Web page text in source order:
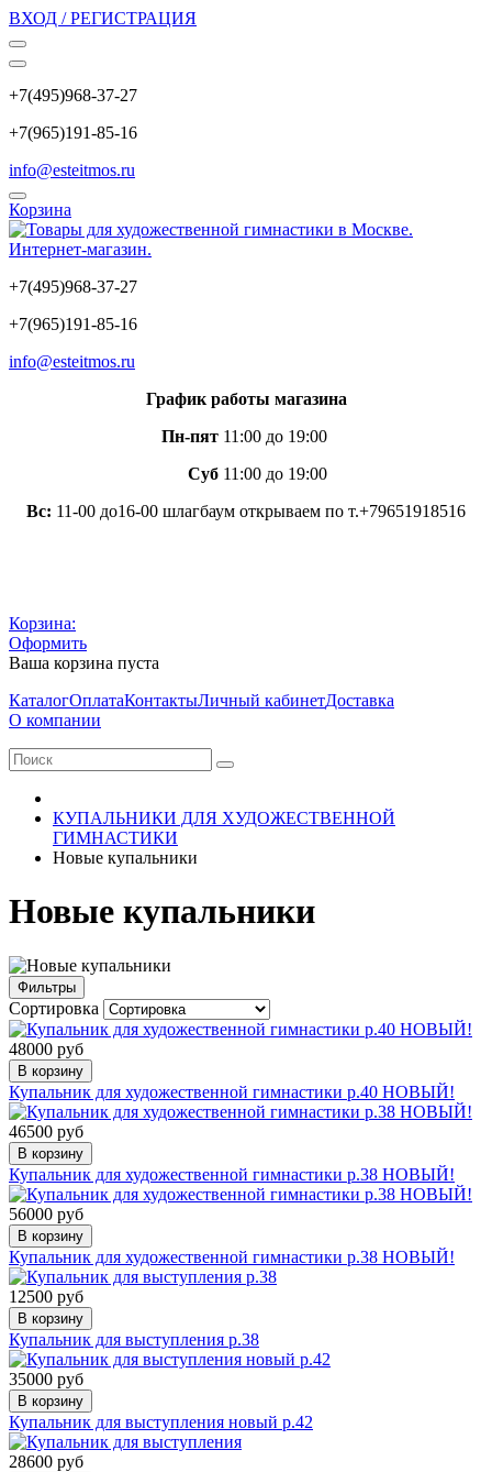
ВХОД / РЕГИСТРАЦИЯ
+7(495)968-37-27
+7(965)191-85-16
info@esteitmos.ru
Корзина
+7(495)968-37-27
+7(965)191-85-16
info@esteitmos.ru
График работы магазина
Пн-пят11:00 до 19:00
Суб11:00 до 19:00
Вс: 11-00 до16-00 шлагбаум открываем по т.+79651918516
Корзина:
Оформить
Ваша корзина пуста
КаталогОплатаКонтактыЛичный кабинетДоставка
О компании
КУПАЛЬНИКИ ДЛЯ ХУДОЖЕСТВЕННОЙ
ГИМНАСТИКИ
Новые купальники
Новые купальники
Фильтры
Сортировка
48000 руб
В корзину
Купальник для художественной гимнастики р.40 НОВЫЙ!
46500 руб
В корзину
Купальник для художественной гимнастики р.38 НОВЫЙ!
56000 руб
В корзину
Купальник для художественной гимнастики р.38 НОВЫЙ!
12500 руб
В корзину
Купальник для выступления р.38
35000 руб
В корзину
Купальник для выступления новый р.42
28600 руб